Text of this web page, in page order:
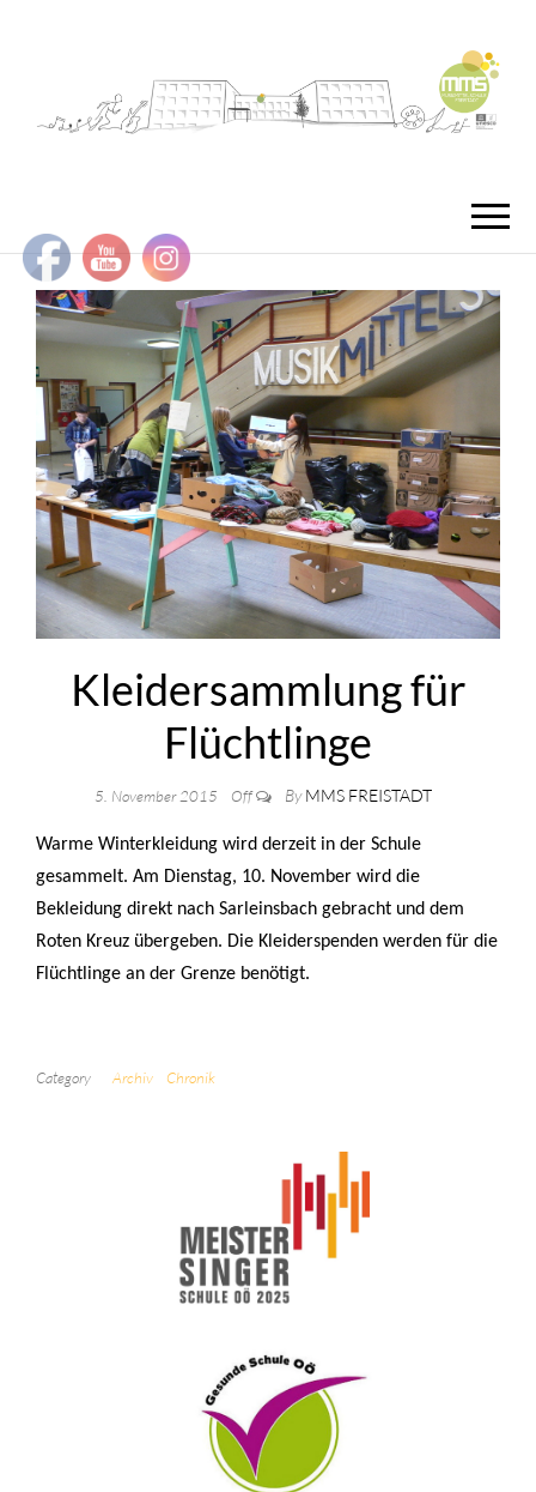
Kleidersammlung für
Flüchtlinge
5. November 2015 Off By MMS FREISTADT
Warme Winterkleidung wird derzeit in der Schule
gesammelt. Am Dienstag, 10. November wird die
Bekleidung direkt nach Sarleinsbach gebracht und dem
Roten Kreuz übergeben. Die Kleiderspenden werden für die
Flüchtlinge an der Grenze benötigt.
Category Archiv Chronik